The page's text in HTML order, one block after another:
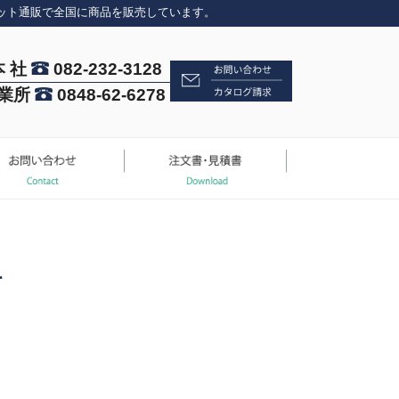
通販で全国に商品を販売しています。
社
082-232-3128
所
0848-62-6278